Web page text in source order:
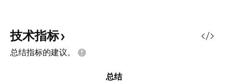
技术指标
总结指标的建议。
总结